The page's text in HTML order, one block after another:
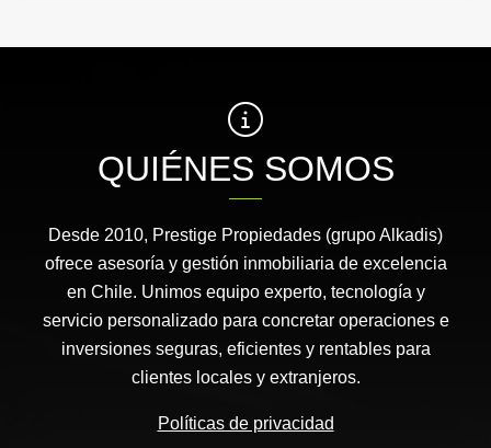
QUIÉNES SOMOS
Desde 2010, Prestige Propiedades (grupo Alkadis)
ofrece asesoría y gestión inmobiliaria de excelencia
en Chile. Unimos equipo experto, tecnología y
servicio personalizado para concretar operaciones e
inversiones seguras, eficientes y rentables para
clientes locales y extranjeros.
Políticas de privacidad